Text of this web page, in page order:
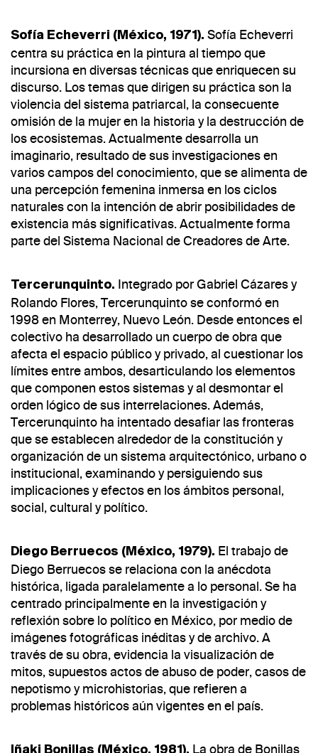
Sofía Echeverri (México, 1971). Sofía Echeverri
centra su práctica en la pintura al tiempo que
incursiona en diversas técnicas que enriquecen su
discurso. Los temas que dirigen su práctica son la
violencia del sistema patriarcal, la consecuente
omisión de la mujer en la historia y la destrucción de
los ecosistemas. Actualmente desarrolla un
imaginario, resultado de sus investigaciones en
varios campos del conocimiento, que se alimenta de
una percepción femenina inmersa en los ciclos
naturales con la intención de abrir posibilidades de
existencia más significativas. Actualmente forma
parte del Sistema Nacional de Creadores de Arte.
Tercerunquinto. Integrado por Gabriel Cázares y
Rolando Flores, Tercerunquinto se conformó en
1998 en Monterrey, Nuevo León. Desde entonces el
colectivo ha desarrollado un cuerpo de obra que
afecta el espacio público y privado, al cuestionar los
límites entre ambos, desarticulando los elementos
que componen estos sistemas y al desmontar el
orden lógico de sus interrelaciones. Además,
Tercerunquinto ha intentado desafiar las fronteras
que se establecen alrededor de la constitución y
organización de un sistema arquitectónico, urbano o
institucional, examinando y persiguiendo sus
implicaciones y efectos en los ámbitos personal,
social, cultural y político.
Diego Berruecos (México, 1979). El trabajo de
Diego Berruecos se relaciona con la anécdota
histórica, ligada paralelamente a lo personal. Se ha
centrado principalmente en la investigación y
reflexión sobre lo político en México, por medio de
imágenes fotográficas inéditas y de archivo. A
través de su obra, evidencia la visualización de
mitos, supuestos actos de abuso de poder, casos de
nepotismo y microhistorias, que refieren a
problemas históricos aún vigentes en el país.
La obra de Bonillas